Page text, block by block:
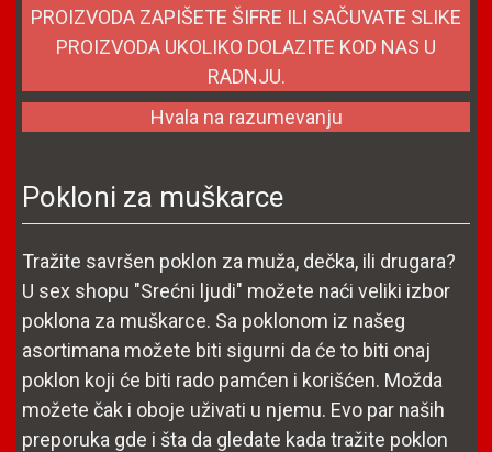
PROIZVODA ZAPIŠETE ŠIFRE ILI SAČUVATE SLIKE
PROIZVODA UKOLIKO DOLAZITE KOD NAS U
RADNJU.
Hvala na razumevanju
Pokloni za muškarce
Tražite savršen poklon za muža, dečka, ili drugara?
U sex shopu "Srećni ljudi" možete naći veliki izbor
poklona za muškarce. Sa poklonom iz našeg
asortimana možete biti sigurni da će to biti onaj
poklon koji će biti rado pamćen i korišćen. Možda
možete čak i oboje uživati u njemu. Evo par naših
preporuka gde i šta da gledate kada tražite poklon